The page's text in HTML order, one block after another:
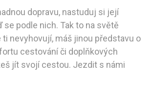
dopravu, nastuduj si její
se podle nich. Tak to na světě
nevyhovují, máš jinou představu o
cestování či doplňkových
jít svojí cestou. Jezdit s námi